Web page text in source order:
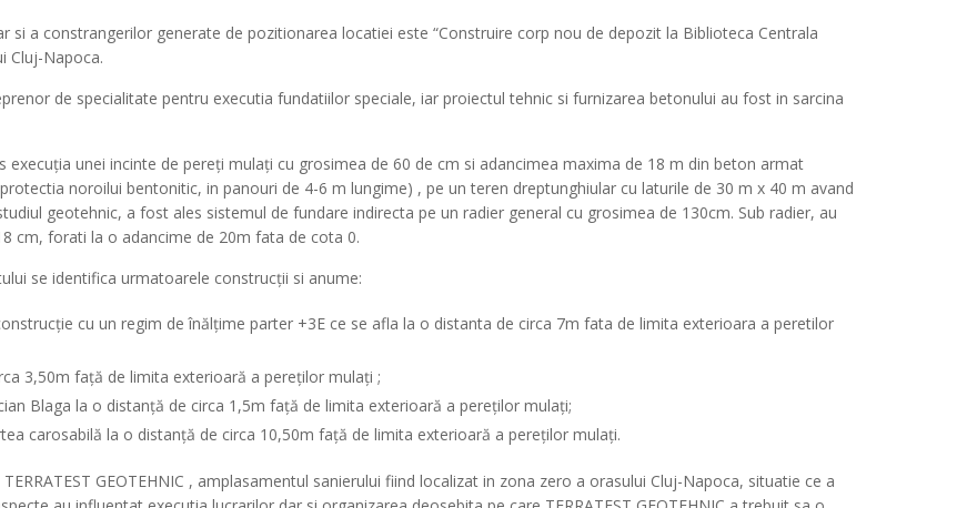
a constrangerilor generate de pozitionarea locatiei este “Construire corp nou de depozit la Biblioteca Centrala
Cluj-Napoca.
de specialitate pentru executia fundatiilor speciale, iar proiectul tehnic si furnizarea betonului au fost in sarcina
unei incinte de pereți mulați cu grosimea de 60 de cm si adancimea maxima de 18 m din beton armat
noroilui bentonitic, in panouri de 4-6 m lungime) , pe un teren dreptunghiular cu laturile de 30 m x 40 m avand
geotehnic, a fost ales sistemul de fundare indirecta pe un radier general cu grosimea de 130cm. Sub radier, au
cm, forati la o adancime de 20m fata de cota 0.
se identifica urmatoarele construcții si anume:
cu un regim de înălțime parter +3E ce se afla la o distanta de circa 7m fata de limita exterioara a peretilor
3,50m față de limita exterioară a pereților mulați ;
Blaga la o distanță de circa 1,5m față de limita exterioară a pereților mulați;
carosabilă la o distanță de circa 10,50m față de limita exterioară a pereților mulați.
GEOTEHNIC , amplasamentul sanierului fiind localizat in zona zero a orasului Cluj-Napoca, situatie ce a